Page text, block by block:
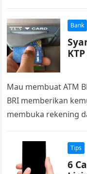
Bank
Mau membuat ATM
BRI memberikan
membuka rekening
Tips
6